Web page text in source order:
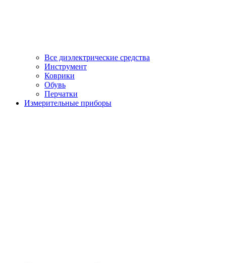
Все диэлектрические средства
Инструмент
Коврики
Обувь
Перчатки
Измерительные приборы